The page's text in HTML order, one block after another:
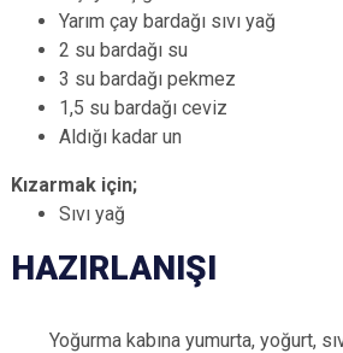
Yarım çay bardağı sıvı yağ
2 su bardağı su
3 su bardağı pekmez
1,5 su bardağı ceviz
Aldığı kadar un
Kızarmak için;
Sıvı yağ
HAZIRLANIŞI
Yoğurma kabına yumurta, yoğurt,